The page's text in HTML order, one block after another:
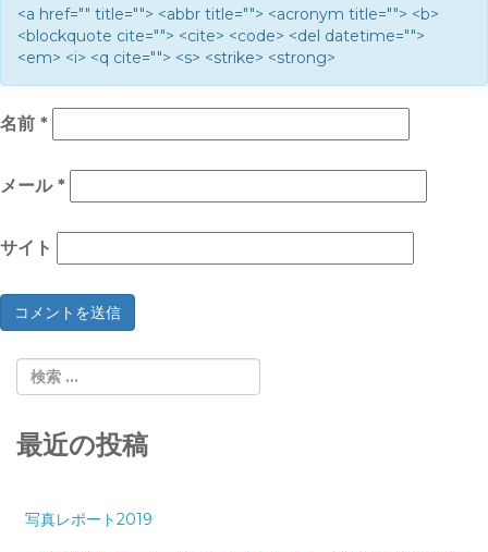
<a href="" title=""> <abbr title=""> <acronym title=""> <b>
<blockquote cite=""> <cite> <code> <del datetime="">
<em> <i> <q cite=""> <s> <strike> <strong>
名前 *
メール *
サイト
最近の投稿
写真レポート2019